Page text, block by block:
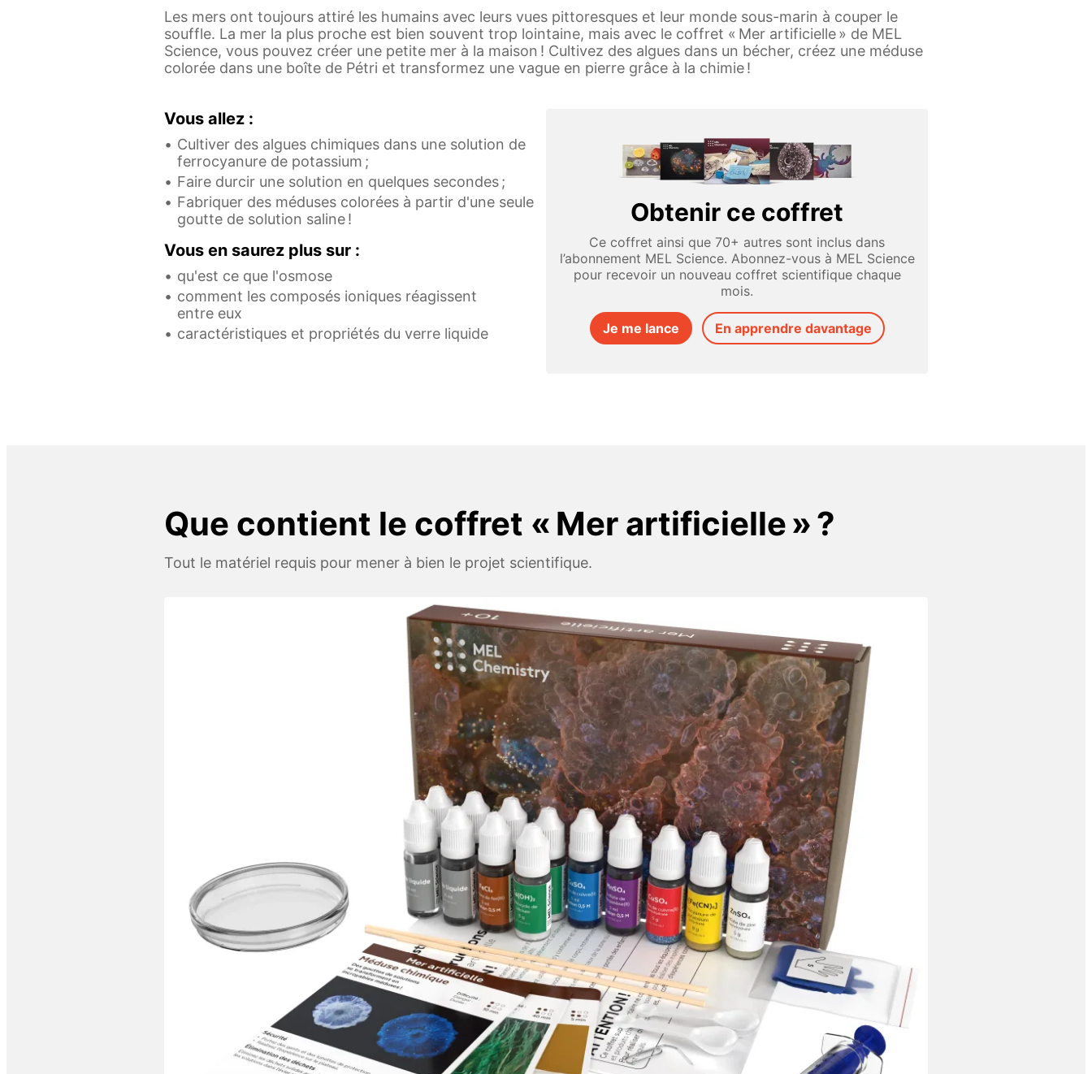
Les mers ont toujours attiré les humains avec leurs vues pittoresques et leur monde sous-marin à couper le
souffle. La mer la plus proche est bien souvent trop lointaine, mais avec le coffret « Mer artificielle » de MEL
Science, vous pouvez créer une petite mer à la maison ! Cultivez des algues dans un bécher, créez une méduse
colorée dans une boîte de Pétri et transformez une vague en pierre grâce à la chimie !
Obtenir ce coffret
Ce coffret ainsi que 70+ autres sont inclus dans
l’abonnement MEL Science. Abonnez-vous à MEL Science
pour recevoir un nouveau coffret scientifique chaque
mois.
Je me lance En apprendre davantage
Vous allez :
Cultiver des algues chimiques dans une solution de
ferrocyanure de potassium ;
Faire durcir une solution en quelques secondes ;
Fabriquer des méduses colorées à partir d'une seule
goutte de solution saline !
Vous en saurez plus sur :
qu'est ce que l'osmose
comment les composés ioniques réagissent
entre eux
caractéristiques et propriétés du verre liquide
Que contient le coffret « Mer artificielle » ?
Tout le matériel requis pour mener à bien le projet scientifique.